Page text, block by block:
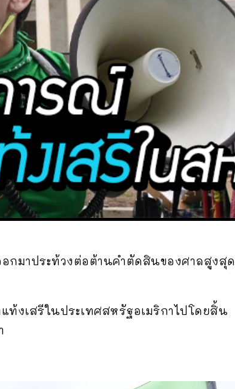
กมาประท้วงต่อต้านคำตัดสินของศาลสูงสุด
งเสรีในประเทศสหรัฐอเมริกาไปโดยสิ้น